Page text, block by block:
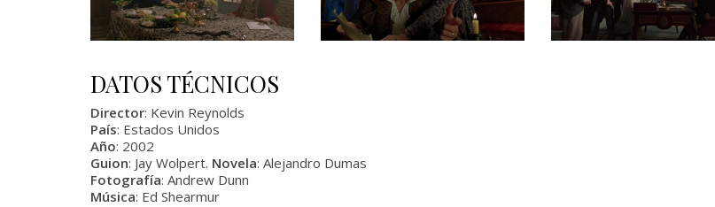
DATOS TÉCNICOS
Director: Kevin Reynolds
País: Estados Unidos
Año: 2002
Guion: Jay Wolpert. Novela: Alejandro Dumas
Fotografía: Andrew Dunn
Música: Ed Shearmur